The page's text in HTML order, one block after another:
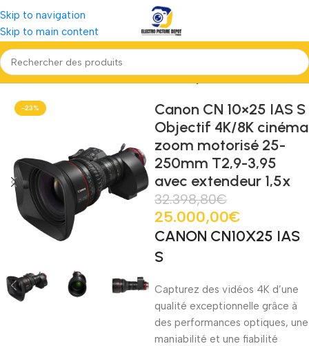
Skip to navigation
Skip to main content
de vue aérienne - Caméra action Objectif vidéo broadcast
-23%
Canon CN 10×25 IAS S
Objectif 4K/8K cinéma
zoom motorisé 25-
250mm T2,9-3,95
avec extendeur 1,5x
32.398,80€
25.000,00€
CANON CN10X25 IAS
S
Capturez des vidéos 4K d’une
qualité exceptionnelle grâce à
des performances optiques, une
maniabilité et une fiabilité